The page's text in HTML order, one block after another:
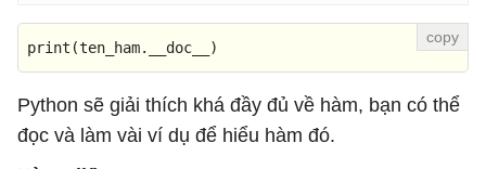
print (ten_ham.__doc__)
Python sẽ giải thích khá đầy đủ về hàm, bạn có thể
đọc và làm vài ví dụ để hiểu hàm đó.